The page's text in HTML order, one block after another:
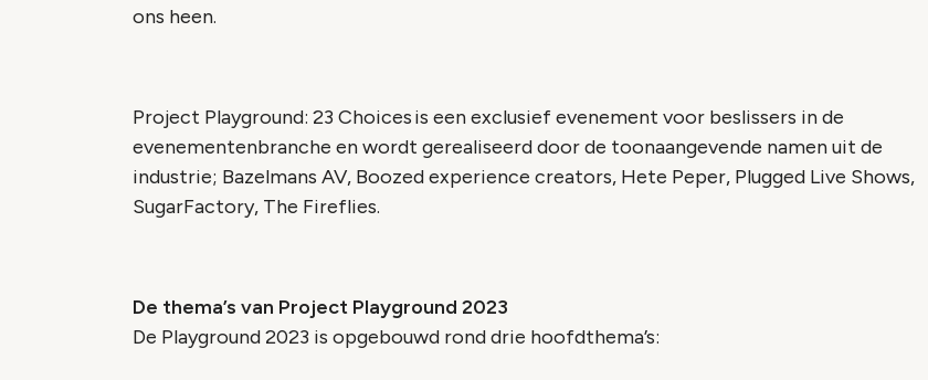
ons heen.
Project Playground: 23 Choices is een exclusief evenement voor beslissers in de
evenementenbranche en wordt gerealiseerd door de toonaangevende namen uit de
industrie; Bazelmans AV, Boozed experience creators, Hete Peper, Plugged Live Shows,
SugarFactory, The Fireflies.
De thema’s van Project Playground 2023
De Playground 2023 is opgebouwd rond drie hoofdthema’s: